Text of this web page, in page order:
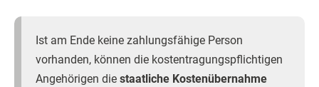
Ist am Ende keine zahlungsfähige Person
vorhanden, können die kostentragungspflichtigen
Angehörigen die staatliche Kostenübernahme